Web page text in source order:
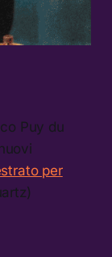
Puy du
per